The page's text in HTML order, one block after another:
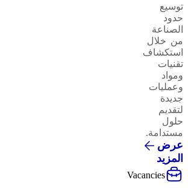
توسيع
حدود
الصناعة
من خلال
استكشاف
تقنيات
ومواد
وعمليات
جديدة
لتقديم
حلول
مستدامة.
عرض
المزيد
Vacancies